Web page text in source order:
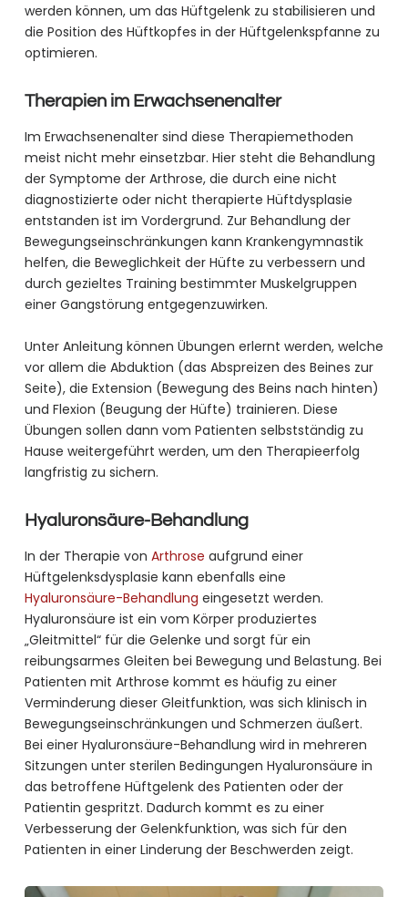
werden können, um das Hüftgelenk zu stabilisieren und
die Position des Hüftkopfes in der Hüftgelenkspfanne zu
optimieren.
Therapien im Erwachsenenalter
Im Erwachsenenalter sind diese Therapiemethoden
meist nicht mehr einsetzbar. Hier steht die Behandlung
der Symptome der Arthrose, die durch eine nicht
diagnostizierte oder nicht therapierte Hüftdysplasie
entstanden ist im Vordergrund. Zur Behandlung der
Bewegungseinschränkungen kann Krankengymnastik
helfen, die Beweglichkeit der Hüfte zu verbessern und
durch gezieltes Training bestimmter Muskelgruppen
einer Gangstörung entgegenzuwirken.
Unter Anleitung können Übungen erlernt werden, welche
vor allem die Abduktion (das Abspreizen des Beines zur
Seite), die Extension (Bewegung des Beins nach hinten)
und Flexion (Beugung der Hüfte) trainieren. Diese
Übungen sollen dann vom Patienten selbstständig zu
Hause weitergeführt werden, um den Therapieerfolg
langfristig zu sichern.
Hyaluronsäure-Behandlung
In der Therapie von Arthrose aufgrund einer
Hüftgelenksdysplasie kann ebenfalls eine
Hyaluronsäure-Behandlung eingesetzt werden.
Hyaluronsäure ist ein vom Körper produziertes
„Gleitmittel“ für die Gelenke und sorgt für ein
reibungsarmes Gleiten bei Bewegung und Belastung. Bei
Patienten mit Arthrose kommt es häufig zu einer
Verminderung dieser Gleitfunktion, was sich klinisch in
Bewegungseinschränkungen und Schmerzen äußert.
Bei einer Hyaluronsäure-Behandlung wird in mehreren
Sitzungen unter sterilen Bedingungen Hyaluronsäure in
das betroffene Hüftgelenk des Patienten oder der
Patientin gespritzt. Dadurch kommt es zu einer
Verbesserung der Gelenkfunktion, was sich für den
Patienten in einer Linderung der Beschwerden zeigt.